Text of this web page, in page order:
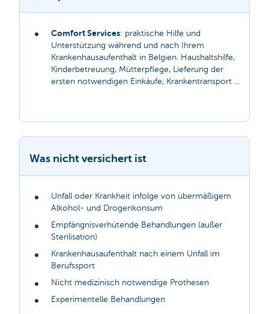
Comfort Services: praktische Hilfe und
Unterstützung während und nach Ihrem
Krankenhausaufenthalt in Belgien. Haushaltshilfe,
Kinderbetreuung, Mütterpflege, Lieferung der
ersten notwendigen Einkäufe, Krankentransport ...
Was nicht versichert ist
Unfall oder Krankheit infolge von übermäßigem
Alkohol- und Drogenkonsum
Empfängnisverhütende Behandlungen (außer
Sterilisation)
Krankenhausaufenthalt nach einem Unfall im
Berufssport
Nicht medizinisch notwendige Prothesen
Experimentelle Behandlungen